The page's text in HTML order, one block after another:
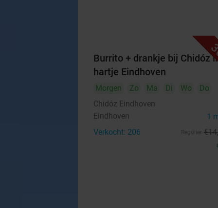
Burrito + drankje bij Chidóz
hartje Eindhoven
Morgen Zo Ma Di Wo
Do
Chidóz Eindhoven
Eindhoven 1
Verkocht: 206 €14